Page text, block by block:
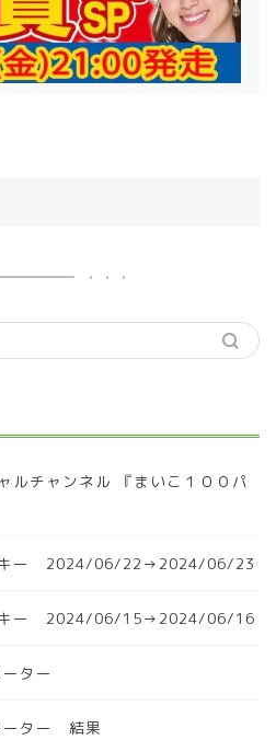
ルチャンネル 『まいこ１００パ
キー 2024/06/22→2024/06/23
キー 2024/06/15→2024/06/16
ター
ーター 結果